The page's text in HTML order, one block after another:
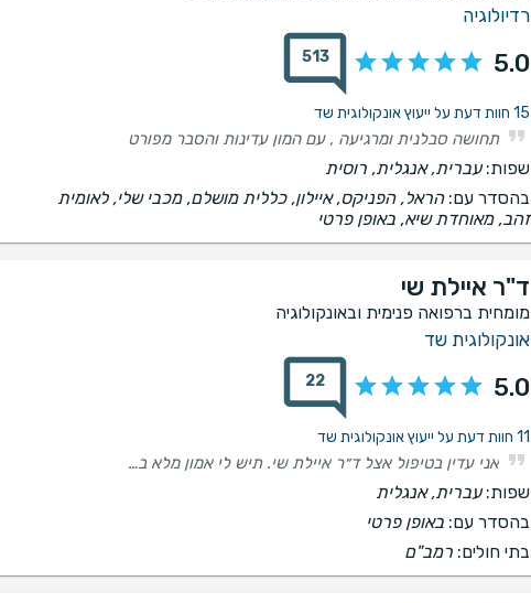
רדיולוגיה
5.0
513
15 חוות דעת על ייעוץ אונקולוגית שד
תחושה סבלנית ומרגיעה , עם המון עדינות והסבר מפורט
שפות:עברית, אנגלית, רוסית
בהסדר עם:הראל, הפניקס, איילון, כללית מושלם, מכבי שלי, לאומית
זהב, מאוחדת שיא, באופן פרטי
ד"ר איילת שי
מומחית ברפואה פנימית ובאונקולוגיה
אונקולוגית שד
5.0
22
11 חוות דעת על ייעוץ אונקולוגית שד
אני עדין בטיפול אצל ד״ר איילת שי. תיש לי אמון מלא בה. מרגישה בטוחה שאני נמצאת בידים טובות.
שפות:עברית, אנגלית
בהסדר עם: באופן פרטי
בתי חולים: רמב"ם